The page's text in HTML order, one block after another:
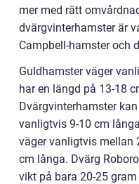
mer med rätt
dvärgvinterhamster är
Campbell-hamster och
Guldhamster väger
har en längd på 13-18
Dvärgvinterhamster
vanligtvis 9-10 cm
väger vanligtvis mellan
cm långa. Dvärg
vikt på bara 20-25